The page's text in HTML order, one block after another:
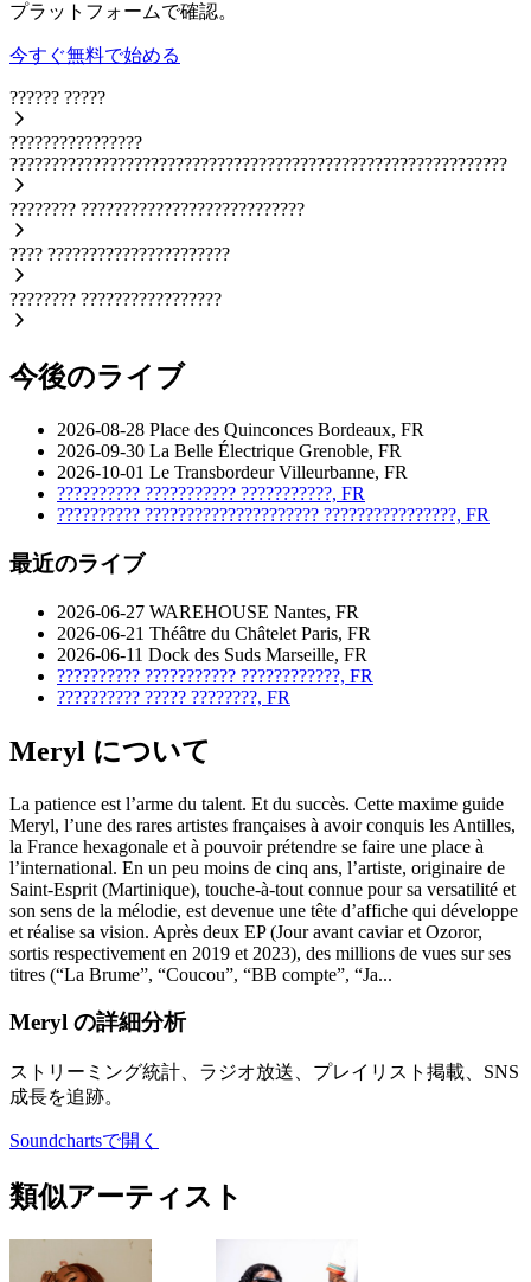
プラットフォームで確認。
今すぐ無料で始める
?????? ?????
????????????????
????????????????????????????????????????????????????????????
???????? ???????????????????????????
???? ??????????????????????
???????? ?????????????????
今後のライブ
2026-08-28 Place des Quinconces Bordeaux, FR
2026-09-30 La Belle Électrique Grenoble, FR
2026-10-01 Le Transbordeur Villeurbanne, FR
?????????? ??????????? ???????????, FR
?????????? ????????????????????? ????????????????, FR
最近のライブ
2026-06-27 WAREHOUSE Nantes, FR
2026-06-21 Théâtre du Châtelet Paris, FR
2026-06-11 Dock des Suds Marseille, FR
?????????? ??????????? ????????????, FR
?????????? ????? ????????, FR
Meryl について
La patience est l’arme du talent. Et du succès. Cette maxime guide
Meryl, l’une des rares artistes françaises à avoir conquis les Antilles,
la France hexagonale et à pouvoir prétendre se faire une place à
l’international. En un peu moins de cinq ans, l’artiste, originaire de
Saint-Esprit (Martinique), touche-à-tout connue pour sa versatilité et
son sens de la mélodie, est devenue une tête d’affiche qui développe
et réalise sa vision. Après deux EP (Jour avant caviar et Ozoror,
sortis respectivement en 2019 et 2023), des millions de vues sur ses
titres (“La Brume”, “Coucou”, “BB compte”, “Ja...
Meryl の詳細分析
ストリーミング統計、ラジオ放送、プレイリスト掲載、SNS
成長を追跡。
Soundchartsで開く
類似アーティスト